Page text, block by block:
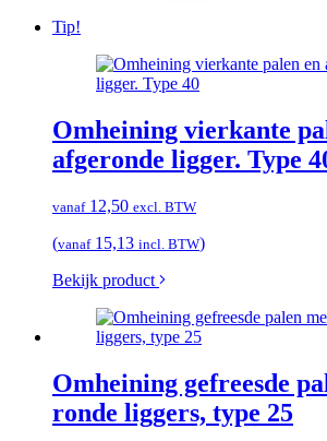
Tip!
Omheining vierkante
afgeronde ligger. Type
vanaf12,50 excl. BTW
(vanaf15,13 incl. BTW)
Bekijk product
Omheining gefreesde
ronde liggers, type 25